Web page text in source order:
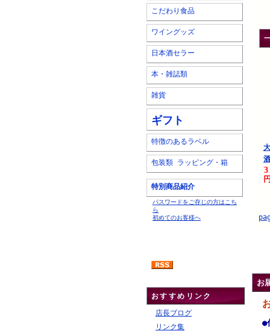
こだわり食品
ワイングッズ
日本酒セラー
本・雑誌類
雑貨
ギフト
特徴のあるラベル
包装類 ラッピング・箱
特別商品紹介
パスワードをご存じの方はこち
ら
初めてのお客様へ
おすすめリンク
店長ブログ
リンク集
お
●